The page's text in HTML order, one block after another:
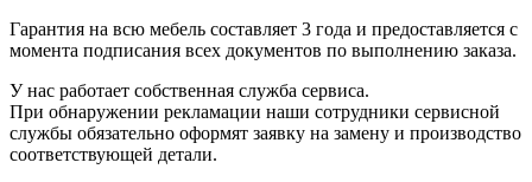
Гарантия на всю мебель составляет 3 года и предоставляется с
момента подписания всех документов по выполнению заказа.
У нас работает собственная служба сервиса.
При обнаружении рекламации наши сотрудники сервисной
службы обязательно оформят заявку на замену и производство
соответствующей детали.